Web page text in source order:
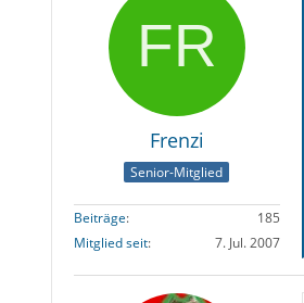
Frenzi
Senior-Mitglied
Beiträge
185
Mitglied seit
7. Jul. 2007